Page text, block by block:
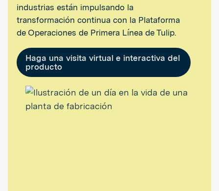
industrias están impulsando la
transformación continua con la Plataforma
de Operaciones de Primera Línea de Tulip.
Haga una visita virtual e interactiva del
producto